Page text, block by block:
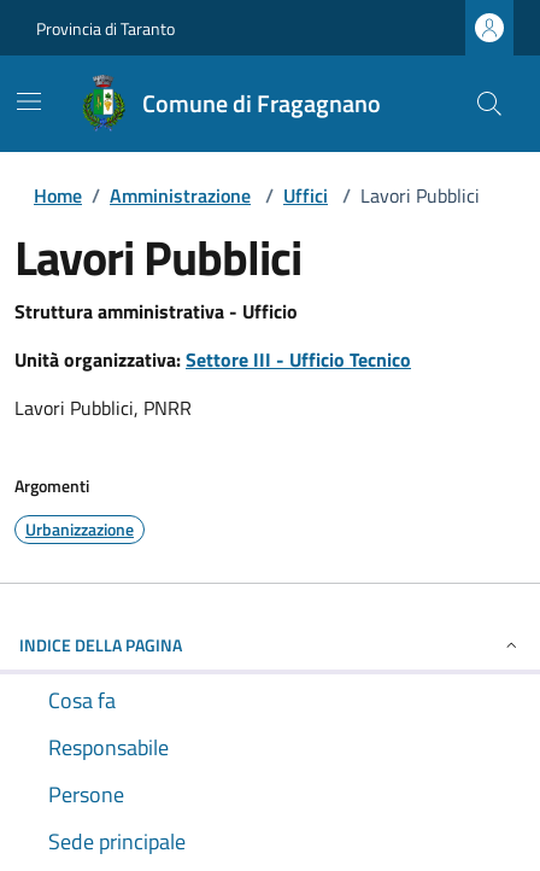
Provincia di Taranto
Comune di Fragagnano
Home / Amministrazione / Uffici / Lavori Pubblici
Lavori Pubblici
Struttura amministrativa - Ufficio
Unità organizzativa:Settore III - Ufficio Tecnico
Lavori Pubblici, PNRR
Argomenti
Urbanizzazione
INDICE DELLA PAGINA
Cosa fa
Responsabile
Persone
Sede principale